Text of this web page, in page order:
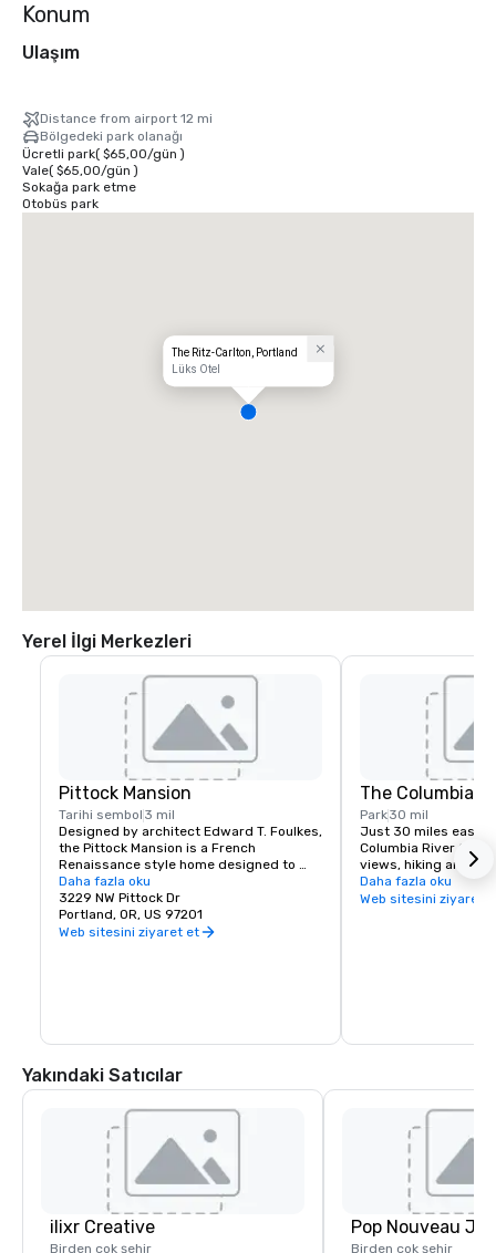
Konum
Ulaşım
Distance from airport 12 mi
Bölgedeki park olanağı
Ücretli park( $65,00/gün )
Vale( $65,00/gün )
Sokağa park etme
Otobüs park
The Ritz-Carlton, Portland
Lüks Otel
Yerel İlgi Merkezleri
Pittock Mansion
Tarihi sembol 3 mil
Designed by architect Edward T. Foulkes,
the Pittock Mansion is a French
Renaissance style home designed to
capture the view of Downtown Portland
and the Cascade Mountains. Built in 1912
for the editor of The Oregonian
Newspaper, Henry Pittock, this piece of
Daha fazla oku
3229 NW Pittock Dr
Portland, OR, US 97201
Web sitesini ziyaret et
The Columbia
Park30 mil
Just 30 miles east
Columbia River
views, hiking and
and more than 90
must see locations
Daha fazla oku
Web sitesini ziyaret
Yakındaki Satıcılar
ilixr Creative
Birden çok şehir Birden çok şehir